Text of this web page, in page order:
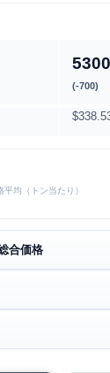
(-700)
均（トン当たり）
合価格